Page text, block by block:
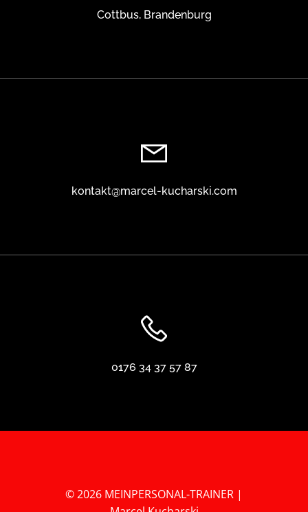
Cottbus, Brandenburg
kontakt@marcel-kucharski.com
0176 34 37 57 87
© 2026 MEINPERSONAL-TRAINER |